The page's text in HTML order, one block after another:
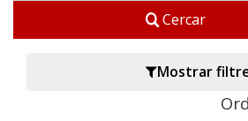
Cercar
Mostrar